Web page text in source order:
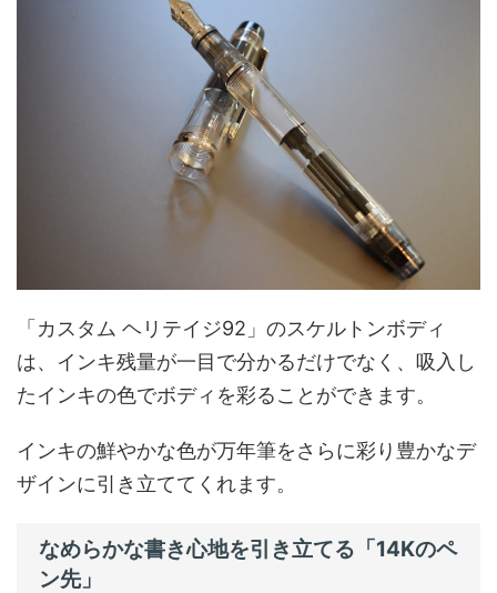
「カスタム ヘリテイジ92」のスケルトンボディ
は、インキ残量が一目で分かるだけでなく、吸入し
たインキの色でボディを彩ることができます。
インキの鮮やかな色が万年筆をさらに彩り豊かなデ
ザインに引き立ててくれます。
なめらかな書き心地を引き立てる「14Kのペ
ン先」